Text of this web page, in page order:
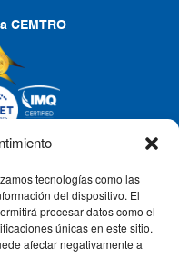
tecnologías como las
del dispositivo. El
procesar datos como el
únicas en este sitio.
afectar negativamente a
CEMTRO